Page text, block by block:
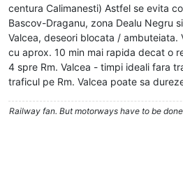
centura Calimanesti) Astfel se evita
Bascov-Draganu, zona Dealu Negru
Valcea, deseori blocata / ambuteiata.
cu aprox. 10 min mai rapida decat o
4 spre Rm. Valcea - timpi ideali fara
traficul pe Rm. Valcea poate sa
Railway fan. But motorways have to be